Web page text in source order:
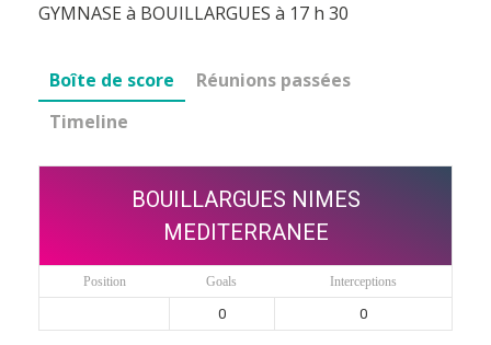
GYMNASE à BOUILLARGUES à 17 h 30
Boîte de score
Réunions passées
Timeline
BOUILLARGUES NIMES
MEDITERRANEE
Position Goals Interceptions
0 0